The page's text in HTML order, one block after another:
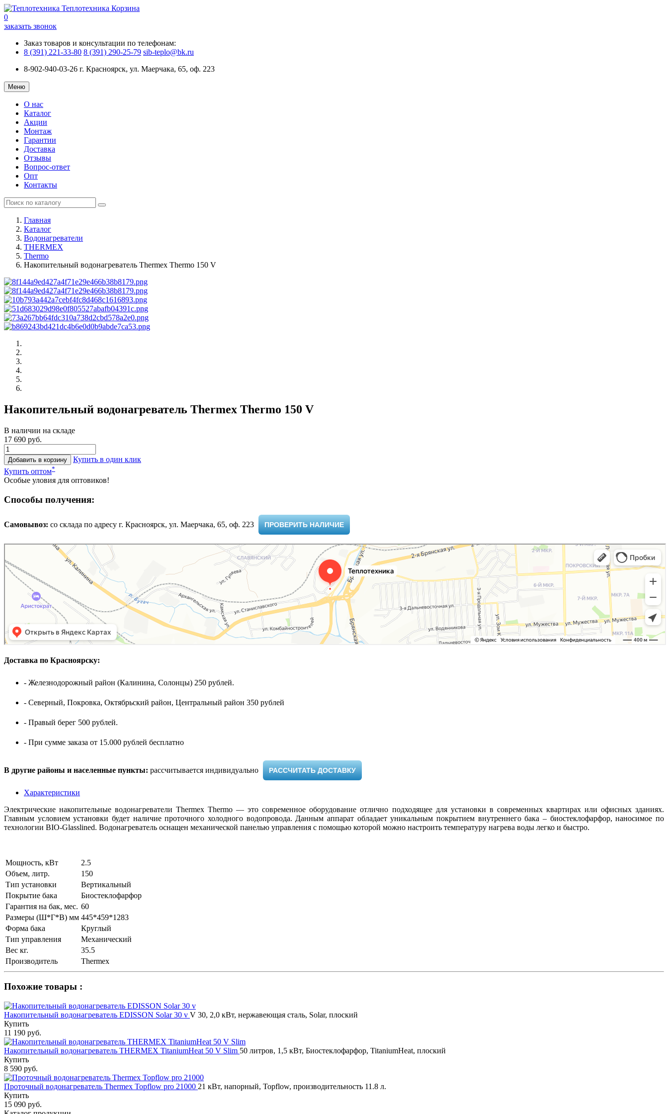
Теплотехника Корзина
0
заказать звонок
Заказ товаров и консультации по телефонам:
8 (391) 221-33-80 8 (391) 290-25-79 sib-teplo@bk.ru
8-902-940-03-26 г. Красноярск, ул. Маерчака, 65, оф. 223
Меню
О нас
Каталог
Акции
Монтаж
Гарантии
Доставка
Отзывы
Вопрос-ответ
Опт
Контакты
Главная
Каталог
Водонагреватели
THERMEX
Thermo
Накопительный водонагреватель Thermex Thermo 150 V
Накопительный водонагреватель Thermex Thermo 150 V
В наличии на складе
17 690 руб.
Добавить в корзину
Купить в один клик
Купить оптом*
Особые уловия для оптовиков!
Способы получения:
Самовывоз: cо склада по адресу г. Красноярск, ул. Маерчака, 65, оф. 223 ​ ПРОВЕРИТЬ НАЛИЧИЕ
Доставка по Красноярску:
- Железнодорожный район (Калинина, Солонцы) 250 рублей.
- Северный, Покровка, Октябрьский район, Центральный район 350 рублей
- Правый берег 500 рублей.
- При сумме заказа от 15.000 рублей бесплатно
В другие районы и населенные пункты: рассчитывается индивидуально ​ РАССЧИТАТЬ ДОСТАВКУ
Характеристики
Электрические накопительные водонагреватели Thermex Thermo — это современное оборудование отлично подходящее для установки в современных квартирах или офисных зданиях.
Главным условием установки будет наличие проточного холодного водопровода. Данным аппарат обладает уникальным покрытием внутреннего бака – биостеклофарфор, наносимое по
технологии BIO-Glasslined. Водонагреватель оснащен механической панелью управления с помощью которой можно настроить температуру нагрева воды легко и быстро.
Мощность, кВт
2.5
Объем, литр.
150
Тип установки
Вертикальный
Покрытие бака
Биостеклофарфор
Гарантия на бак, мес. 60
Размеры (Ш*Г*В) мм 445*459*1283
Форма бака
Круглый
Тип управления
Механический
Вес кг.
35.5
Производитель
Thermex
Похожие товары :
Накопительный водонагреватель EDISSON Solar 30 v V 30, 2,0 кВт, нержавеющая сталь, Solar, плоский
Купить
11 190 руб.
Накопительный водонагреватель THERMEX TitaniumHeat 50 V Slim 50 литров, 1,5 кВт, Биостеклофарфор, TitaniumHeat, плоский
Купить
8 590 руб.
Проточный водонагреватель Thermex Topflow pro 21000 21 кВт, напорный, Topflow, производительность 11.8 л.
Купить
15 090 руб.